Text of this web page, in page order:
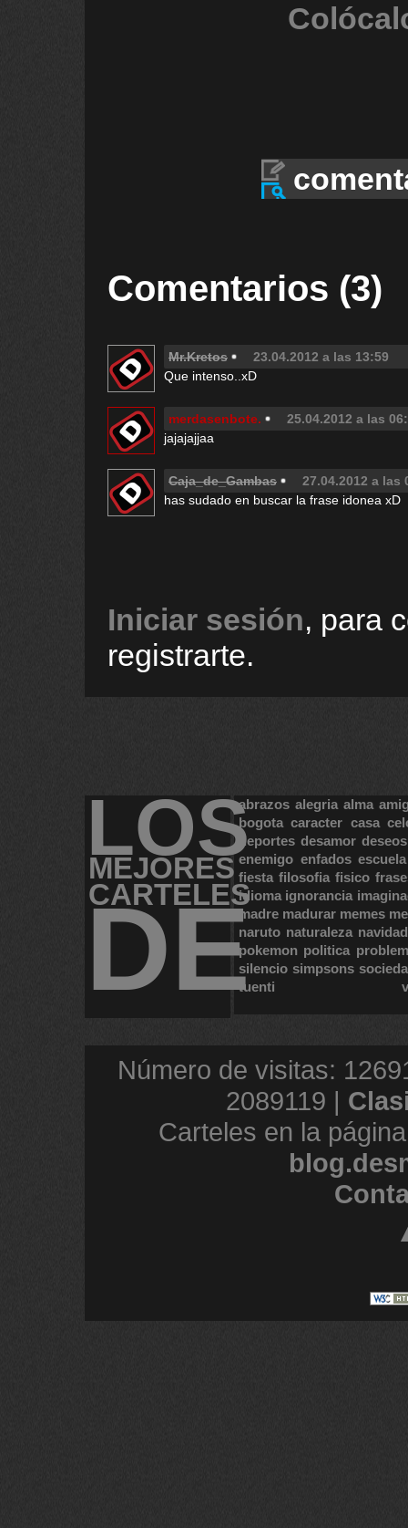
Comentarios (3)
Mr.Kretos
23.04.2012 a las 13:59
Que intenso..xD
merdasenbote.
25.04.2012 a las
jajajajjaa
Caja_de_Gambas
27.04.2012 a las
has sudado en buscar la frase idonea xD
Iniciar sesión, para
registrarte.
LOS
MEJORES
CARTELES
DE
abrazos alegria alma
bogota caracter casa
deportes desamor deseos
enemigo enfados escuela
fiesta filosofia fisico
idioma ignorancia
madre madurar memes
naruto naturaleza navidad
pokemon politica
silencio simpsons
tuenti
Número de visitas:
2089119 |
Carteles en la